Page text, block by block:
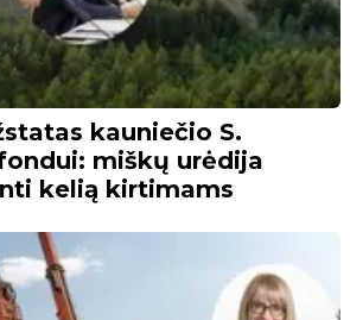
kauniečio S.
miškų urėdija
kelią kirtimams